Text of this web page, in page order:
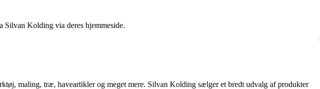
Silvan Kolding via deres hjemmeside.
maling, træ, haveartikler og meget mere. Silvan Kolding sælger et bredt udvalg af produkter